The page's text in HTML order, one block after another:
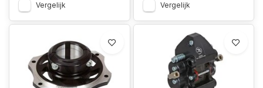
Vergelijk Vergelijk